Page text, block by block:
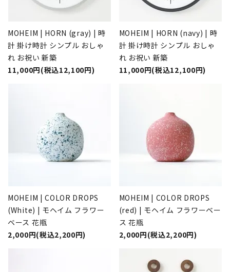
MOHEIM | HORN (gray) | 時
計 掛け時計 シンプル おしゃ
れ お祝い 新築
11,000円(税込12,100円)
MOHEIM | HORN (navy) | 時
計 掛け時計 シンプル おしゃ
れ お祝い 新築
11,000円(税込12,100円)
MOHEIM | COLOR DROPS
(White) | モヘイム フラワー
ベース 花瓶
2,000円(税込2,200円)
MOHEIM | COLOR DROPS
(red) | モヘイム フラワーベー
ス 花瓶
2,000円(税込2,200円)